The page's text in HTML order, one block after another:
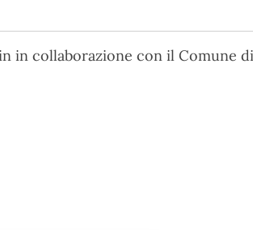
in collaborazione con il Comune di